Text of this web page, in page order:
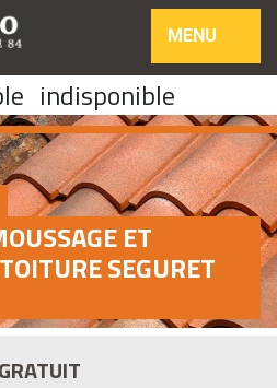
MENU
indisponible
ET
SEGURET